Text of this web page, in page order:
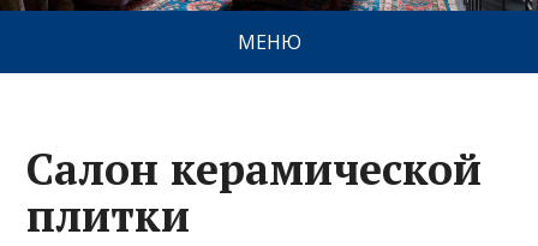
МЕНЮ
Салон керамической
плитки